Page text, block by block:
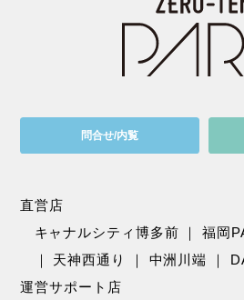
問合せ/内覧
直営店
キャナルシティ博多前 ｜福岡
｜ 天神西通り ｜ 中洲川端 ｜
運営サポート店